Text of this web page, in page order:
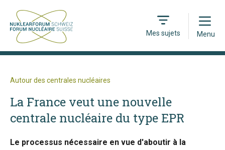
Mes sujets
Open
Menu
Autour des centrales nucléaires
La France veut une nouvelle
centrale nucléaire du type EPR
Le processus nécessaire en vue d'aboutir à la